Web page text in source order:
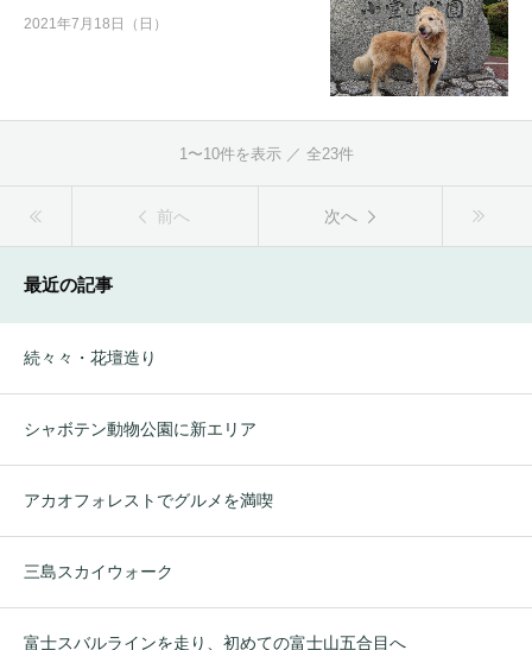
2021年7月18日（日）
1〜10件を表示 ／ 全23件
前へ 次へ
最近の記事
続々々・花壇造り
シャボテン動物公園に新エリア
アカオフォレストでグルメを満喫
三島スカイウォーク
富士スバルラインを走り、初めての富士山五合目へ